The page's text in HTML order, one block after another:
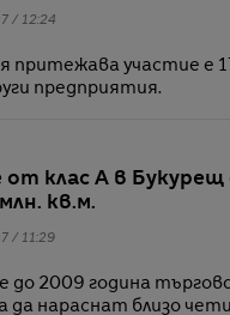
/ 12:24
притежава участие е
предприятия.
клас А в Букурещ
кв.м.
/ 11:29
до 2009 година
да нараснат близо